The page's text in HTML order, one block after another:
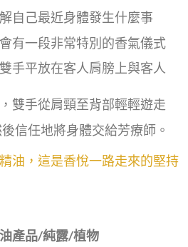
自己最近身體發生什麼事
有一段非常特別的香氣儀式
手平放在客人肩膀上與客人
雙手從肩頸至背部輕輕遊走
信任地將身體交給芳療師。
油，這是香悅一路走來的堅持
產品/純露/植物